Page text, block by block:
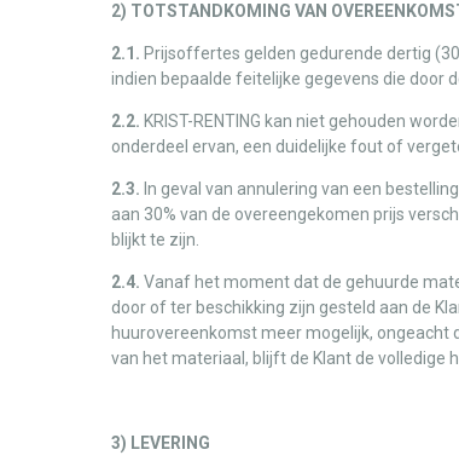
2) TOTSTANDKOMING VAN
2.1. Prijsoffertes gelden gedurende dertig
indien bepaalde feitelijke gegevens die door
2.2. KRIST-RENTING kan niet gehouden
onderdeel ervan, een duidelijke fout of
2.3. In geval van annulering van een
aan 30% van de overeengekomen prijs
blijkt te zijn.
2.4. Vanaf het moment dat de gehuurde
door of ter beschikking zijn gesteld aan de
huurovereenkomst meer mogelijk, ongeacht
van het materiaal, blijft de Klant de volledige
3) LEVERING